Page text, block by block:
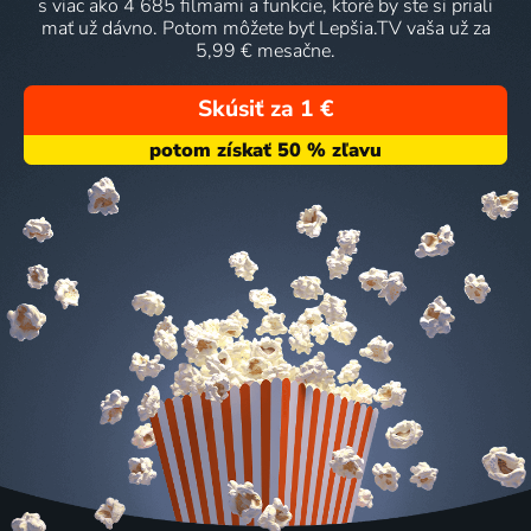
s viac ako 4 685 filmami a funkcie, ktoré by ste si priali
mať už dávno. Potom môžete byť Lepšia.TV vaša už za
5,99 € mesačne.
Skúsiť za 1 €